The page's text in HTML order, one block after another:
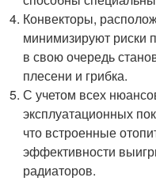
Конвекторы,
минимизируют риски
в свою очередь
плесени и грибка.
С учетом всех
эксплуатационных
что встроенные
эффективности
радиаторов.